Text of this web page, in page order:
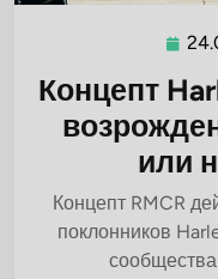
Концепт
или
Концепт RMCR
поклонников